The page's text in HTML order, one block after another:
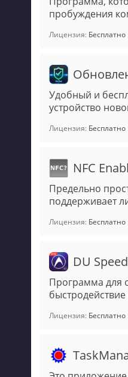
пробуждения
Лицензия: Бесплатно
Удобный и
устройство
Лицензия: Бесплатно
NFC
Предельно
поддерживает
Лицензия: Бесплатно
DU
Программа для
Лицензия: Бесплатно